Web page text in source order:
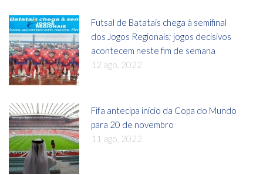
Futsal de Batatais chega à semifinal
dos Jogos Regionais; jogos decisivos
acontecem neste fim de semana
12 ago, 2022
Fifa antecipa início da Copa do Mundo
para 20 de novembro
11 ago, 2022